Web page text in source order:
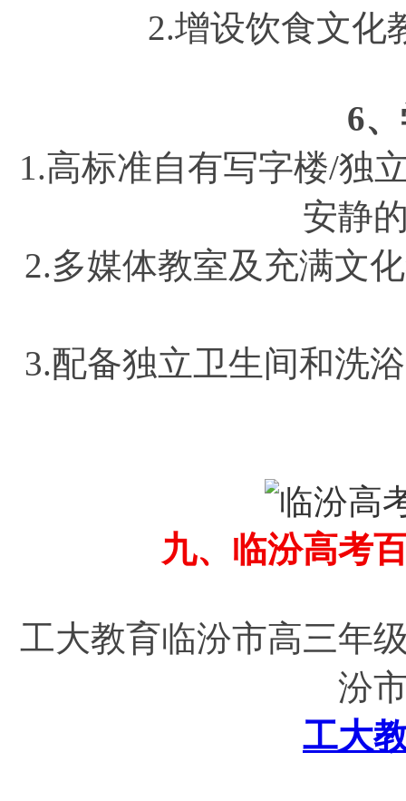
2.增设饮食文化
6
1.高标准自有写字楼/独
安静
2.多媒体教室及充满文
3.配备独立卫生间和洗
九、临汾高考
工大教育临汾市高三年
汾
工大